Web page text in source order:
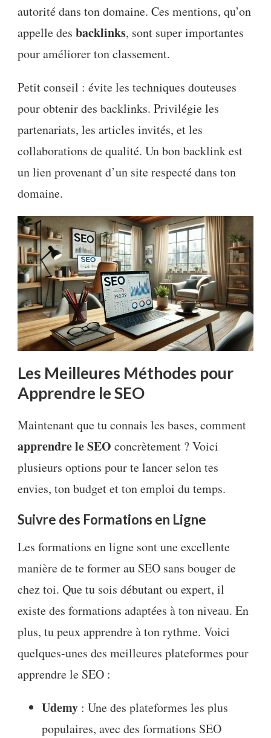
autorité dans ton domaine. Ces mentions, qu’on
appelle des backlinks, sont super importantes
pour améliorer ton classement.
Petit conseil : évite les techniques douteuses
pour obtenir des backlinks. Privilégie les
partenariats, les articles invités, et les
collaborations de qualité. Un bon backlink est
un lien provenant d’un site respecté dans ton
domaine.
Les Meilleures Méthodes pour
Apprendre le SEO
Maintenant que tu connais les bases, comment
apprendre le SEO concrètement ? Voici
plusieurs options pour te lancer selon tes
envies, ton budget et ton emploi du temps.
Suivre des Formations en Ligne
Les formations en ligne sont une excellente
manière de te former au SEO sans bouger de
chez toi. Que tu sois débutant ou expert, il
existe des formations adaptées à ton niveau. En
plus, tu peux apprendre à ton rythme. Voici
quelques-unes des meilleures plateformes pour
apprendre le SEO :
Udemy : Une des plateformes les plus
populaires, avec des formations SEO